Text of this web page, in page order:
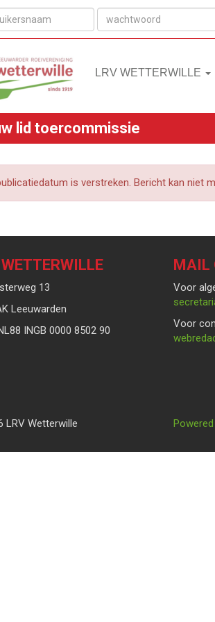
LRV WETTERWILLE
lid toercommissie
is verstreken. Bericht kan niet
13
Leeuwarden
INGB 0000 8502 90
MAIL
Voor
Voor
LRV Wetterwille